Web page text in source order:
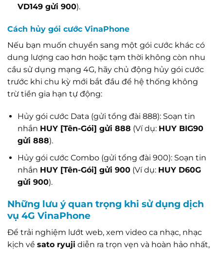
VD149 gửi 900).
Cách hủy gói cước VinaPhone
Nếu bạn muốn chuyển sang một gói cước khác có
dung lượng cao hơn hoặc tạm thời không còn nhu
cầu sử dụng mạng 4G, hãy chủ động hủy gói cước
trước khi chu kỳ mới bắt đầu để hệ thống không
trừ tiền gia hạn tự động:
Hủy gói cước Data (gửi tổng đài 888): Soạn tin
nhắn HUY [Tên-Gói] gửi 888 (Ví dụ: HUY BIG90
gửi 888).
Hủy gói cước Combo (gửi tổng đài 900): Soạn tin
nhắn HUY [Tên-Gói] gửi 900(Ví dụ: HUY D60G
gửi 900).
Những lưu ý quan trọng khi sử dụng dịch
vụ 4G VinaPhone
Để trải nghiệm lướt web, xem video ca nhạc, nhạc
kịch về sato ryuji diễn ra trọn vẹn và hoàn hảo nhất,